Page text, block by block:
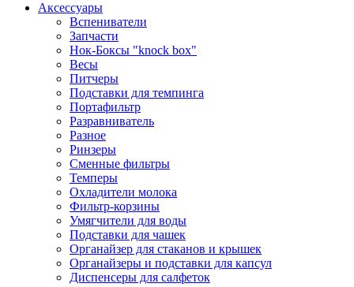
Аксессуары
Вспениватели
Запчасти
Нок-Боксы "knock box"
Весы
Питчеры
Подставки для темпинга
Портафильтр
Разравниватель
Разное
Ринзеры
Сменные фильтры
Темперы
Охладители молока
Фильтр-корзины
Умягчители для воды
Подставки для чашек
Органайзер для стаканов и крышек
Органайзеры и подставки для капсул
Диспенсеры для салфеток